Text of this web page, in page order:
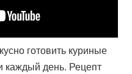
готовить куриные
каждый день. Рецепт